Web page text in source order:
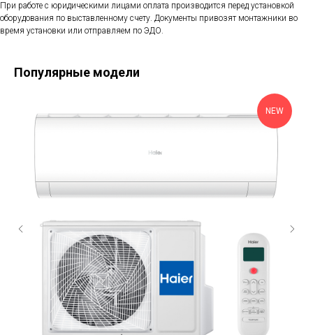
При работе с юридическими лицами оплата производится перед установкой
оборудования по выставленному счету. Документы привозят монтажники во
время установки или отправляем по ЭДО.
Популярные модели
NEW